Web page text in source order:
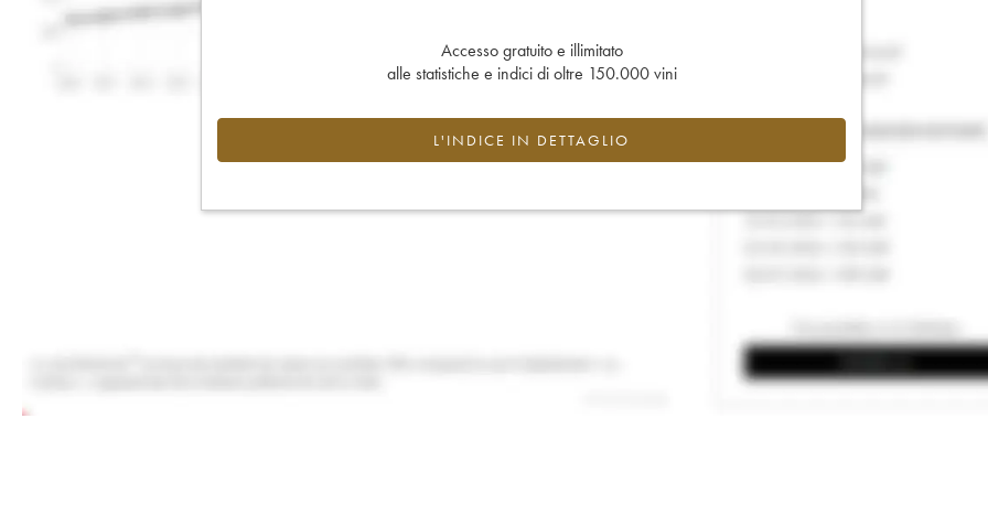
Accesso gratuito e illimitato
alle statistiche e indici di oltre 150.000 vini
L'INDICE IN DETTAGLIO